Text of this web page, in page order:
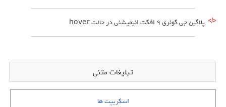
پلاگین جی کوئری 9 افکت انیمیشنی در حالت hover
تبلیغات متنی
اسکریپت ها